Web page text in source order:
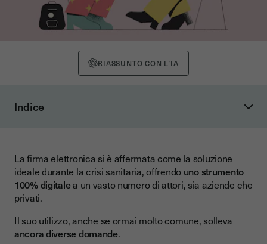
RIASSUNTO CON L’IA
Indice
2. Il terzo rifiuta l'uso della firma elettronica
3. Il terzo contesta la validità della firma elettronica
Caso specifico
I vantaggi della firma elettronica ⚡
Lafirma elettronica si è affermata come la soluzione
ideale durante la crisi sanitaria, offrendo uno strumento
100% digitalea un vasto numero di attori, sia aziende che
privati.
Il suo utilizzo, anche se ormai molto comune, solleva
ancora diverse domande.